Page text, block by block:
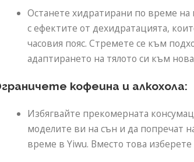
Останете хидратирани по време на
с ефектите от дехидратацията,
часовия пояс. Стремете се към
адаптирането на тялото си към
кофеина и алкохола:
Избягвайте прекомерната
моделите ви на сън и да попречат
време в Yiwu. Вместо това